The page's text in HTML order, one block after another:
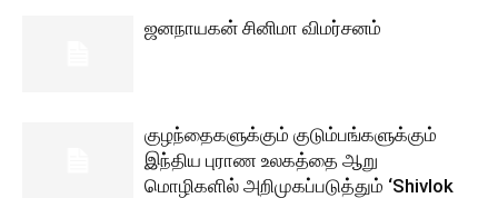
ஜனநாயகன் சினிமா விமர்சனம்
குழந்தைகளுக்கும் குடும்பங்களுக்கும்
இந்திய புராண உலகத்தை ஆறு
மொழிகளில் அறிமுகப்படுத்தும் ‘Shivlok